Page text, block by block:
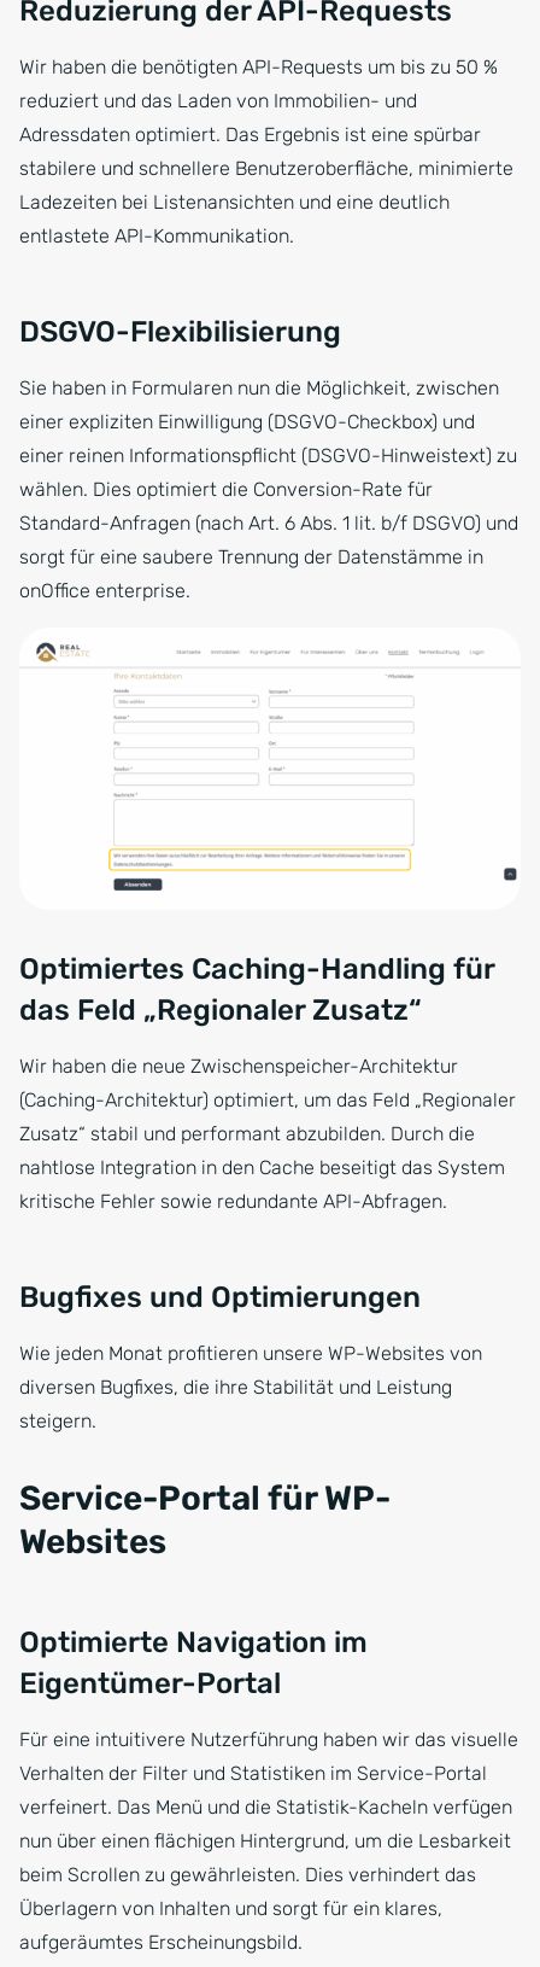
Reduzierung der API-Requests
Wir haben die benötigten API-Requests um bis zu 50 %
reduziert und das Laden von Immobilien- und
Adressdaten optimiert. Das Ergebnis ist eine spürbar
stabilere und schnellere Benutzeroberfläche, minimierte
Ladezeiten bei Listenansichten und eine deutlich
entlastete API-Kommunikation.
DSGVO-Flexibilisierung
Sie haben in Formularen nun die Möglichkeit, zwischen
einer expliziten Einwilligung (DSGVO-Checkbox) und
einer reinen Informationspflicht (DSGVO-Hinweistext) zu
wählen. Dies optimiert die Conversion-Rate für
Standard-Anfragen (nach Art. 6 Abs. 1 lit. b/f DSGVO) und
sorgt für eine saubere Trennung der Datenstämme in
onOffice enterprise.
Optimiertes Caching-Handling für
das Feld „Regionaler Zusatz“
Wir haben die neue Zwischenspeicher-Architektur
(Caching-Architektur) optimiert, um das Feld „Regionaler
Zusatz“ stabil und performant abzubilden. Durch die
nahtlose Integration in den Cache beseitigt das System
kritische Fehler sowie redundante API-Abfragen.
Bugfixes und Optimierungen
Wie jeden Monat profitieren unsere WP-Websites von
diversen Bugfixes, die ihre Stabilität und Leistung
steigern.
Service-Portal für WP-
Websites
Optimierte Navigation im
Eigentümer-Portal
Für eine intuitivere Nutzerführung haben wir das visuelle
Verhalten der Filter und Statistiken im Service-Portal
verfeinert. Das Menü und die Statistik-Kacheln verfügen
nun über einen flächigen Hintergrund, um die Lesbarkeit
beim Scrollen zu gewährleisten. Dies verhindert das
Überlagern von Inhalten und sorgt für ein klares,
aufgeräumtes Erscheinungsbild.